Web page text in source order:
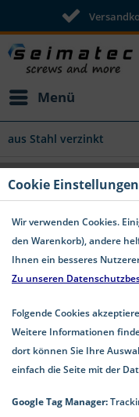
Menü
aus Stahl verzinkt
DIN 1587
verzinkt
Cookie Einstellungen
Wir verwenden Cookies.
den Warenkorb), andere
Ihnen ein besseres
Zu unseren
Folgende Cookies
Weitere Informationen
dort können Sie Ihre
einfach die Seite mit der
Google Tag Manager: